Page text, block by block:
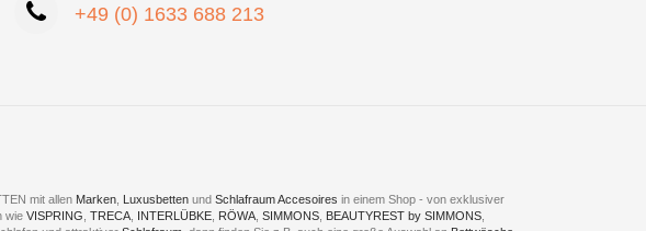
+49 (0) 1633 688 213
mit allen Marken Luxusbetten und Schlafraum Accesoires in einem Shop - von exklusiver
wie VISPRING TRECA INTERLÜBKE RÖWA SIMMONS BEAUTYREST by SIMMONS